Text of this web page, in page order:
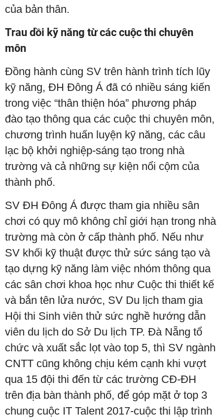
của bản thân.
Trau dồi kỹ năng từ các cuộc thi chuyên
môn
Đồng hành cùng SV trên hành trình tích lũy
kỹ năng, ĐH Đông Á đã có nhiều sáng kiến
trong việc “thân thiện hóa” phương pháp
đào tạo thông qua các cuộc thi chuyên môn,
chương trình huấn luyện kỹ năng, các câu
lạc bộ khởi nghiệp-sáng tạo trong nhà
trường và cả những sự kiện nổi cộm của
thành phố.
SV ĐH Đông Á được tham gia nhiều sân
chơi có quy mô không chỉ giới hạn trong nhà
trường mà còn ở cấp thành phố. Nếu như
SV khối kỹ thuật được thử sức sáng tạo và
tạo dựng kỹ năng làm việc nhóm thông qua
các sân chơi khoa học như Cuộc thi thiết kế
và bắn tên lửa nước, SV Du lịch tham gia
Hội thi Sinh viên thử sức nghề hướng dẫn
viên du lịch do Sở Du lịch TP. Đà Nẵng tổ
chức và xuất sắc lọt vào top 5, thì SV ngành
CNTT cũng không chịu kém cạnh khi vượt
qua 15 đội thi đến từ các trường CĐ-ĐH
trên địa bàn thành phố, để góp mặt ở top 3
chung cuộc IT Talent 2017-cuộc thi lập trình